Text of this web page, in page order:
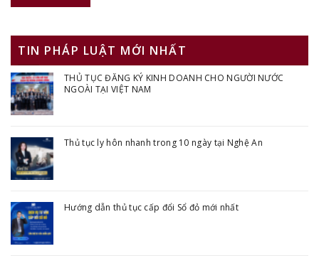
TIN PHÁP LUẬT MỚI NHẤT
THỦ TỤC ĐĂNG KÝ KINH DOANH CHO NGƯỜI NƯỚC
NGOÀI TẠI VIỆT NAM
Thủ tục ly hôn nhanh trong 10 ngày tại Nghệ An
Hướng dẫn thủ tục cấp đổi Sổ đỏ mới nhất